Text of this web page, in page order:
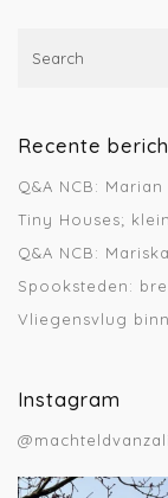
Recente
Q&A NCB:
Tiny Houses;
Q&A NCB:
Spooksteden:
Vliegensvlug
Instagram